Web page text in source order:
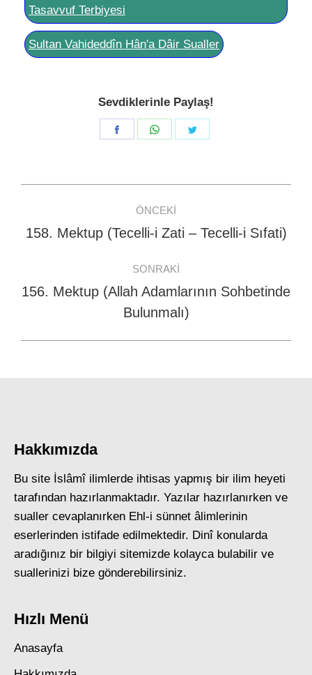
Tasavvuf Terbiyesi
Sultan Vahideddîn Hân'a Dâir Sualler
Sevdiklerinle Paylaş!
Share
Share
navigation
ÖNCEKI
Previous
158. Mektup (Tecelli-i Zati – Tecelli-i Sıfati)
SONRAKI
Next
post:
156. Mektup (Allah Adamlarının Sohbetinde
Bulunmalı)
Hakkımızda
Bu site İslâmî ilimlerde ihtisas yapmış bir ilim heyeti
tarafından hazırlanmaktadır. Yazılar hazırlanırken ve
sualler cevaplanırken Ehl-i sünnet âlimlerinin
eserlerinden istifade edilmektedir. Dinî konularda
aradığınız bir bilgiyi sitemizde kolayca bulabilir ve
suallerinizi bize gönderebilirsiniz.
Hızlı Menü
Anasayfa